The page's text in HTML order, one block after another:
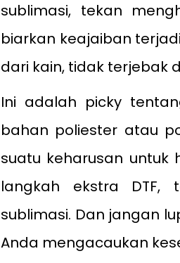
sublimasi, tekan
biarkan keajaiban
dari kain, tidak terjebak
Ini adalah picky
bahan poliester atau
suatu keharusan untuk
langkah ekstra DTF,
sublimasi. Dan jangan
Anda mengacaukan